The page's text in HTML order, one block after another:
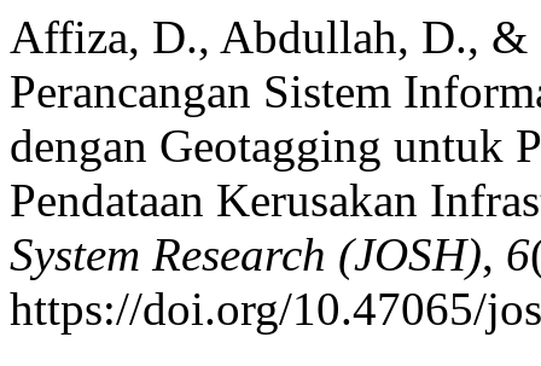
Affiza, D., Abdullah, D.,
Perancangan Sistem
dengan Geotagging untuk
Pendataan Kerusakan
System Research (JOSH), 6
https://doi.org/10.47065/